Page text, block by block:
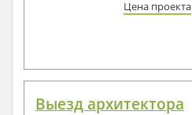
Цена проекта
Выезд архитектора